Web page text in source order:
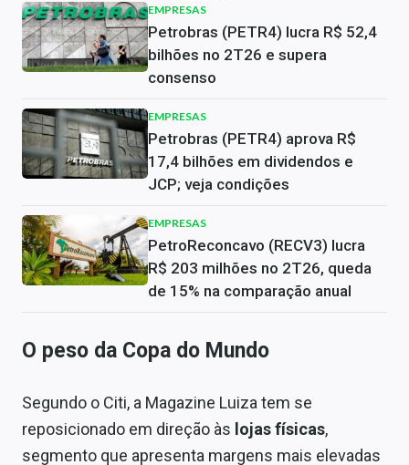
EMPRESAS
Petrobras (PETR4) lucra R$ 52,4
bilhões no 2T26 e supera
consenso
EMPRESAS
Petrobras (PETR4) aprova R$
17,4 bilhões em dividendos e
JCP; veja condições
EMPRESAS
PetroReconcavo (RECV3) lucra
R$ 203 milhões no 2T26, queda
de 15% na comparação anual
O peso da Copa do Mundo
Segundo o Citi, a Magazine Luiza tem se
reposicionado em direção às lojas físicas,
segmento que apresenta margens mais elevadas